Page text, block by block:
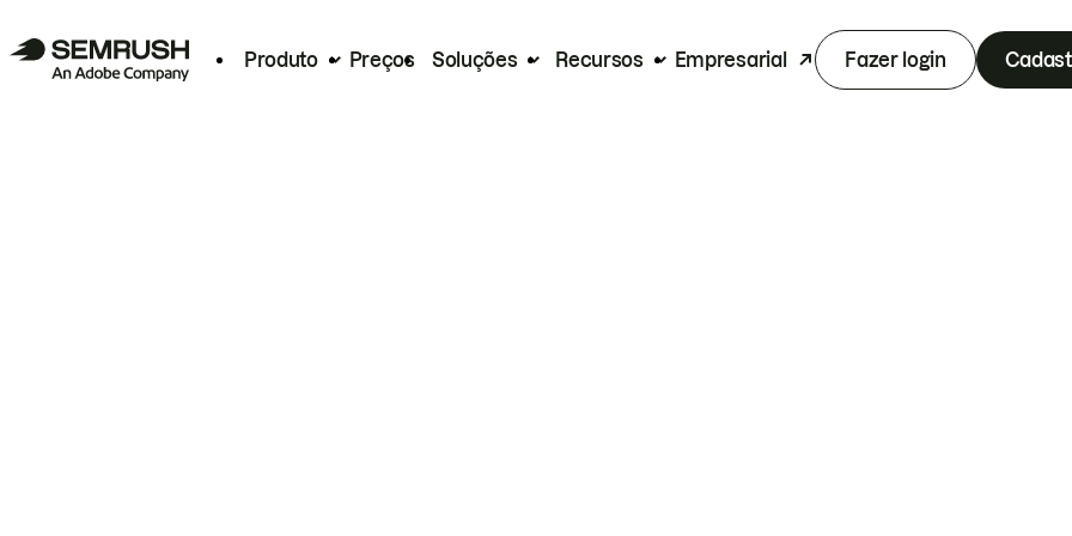
Produto Preços Soluções Recursos Empresarial Fazer login